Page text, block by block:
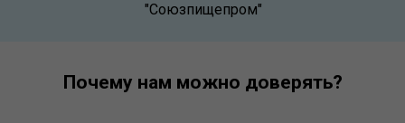
"Союзпищепром"
Почему нам можно доверять?